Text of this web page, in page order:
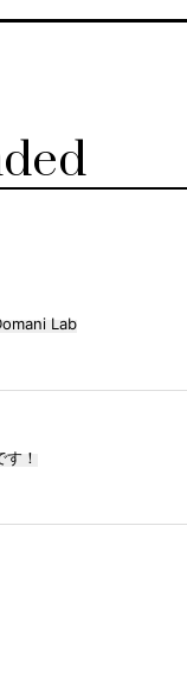
Lab
！